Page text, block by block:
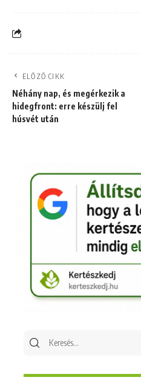
ELŐZŐ CIKK
Néhány nap, és megérkezik a
hidegfront: erre készülj fel
húsvét után
Keresés